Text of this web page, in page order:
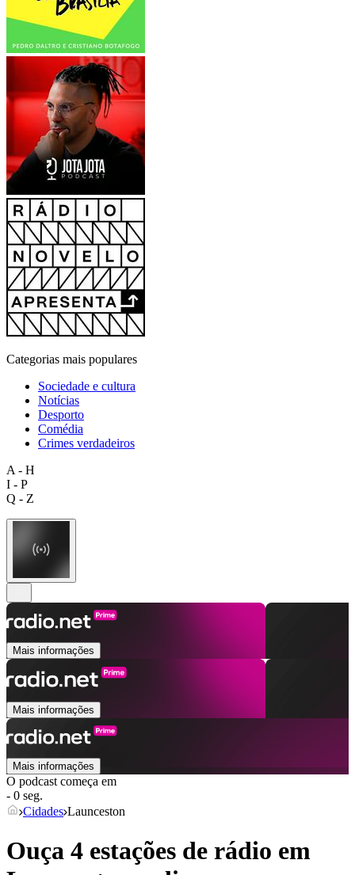
Categorias mais populares
Sociedade e cultura
Notícias
Desporto
Comédia
Crimes verdadeiros
A - H
I - P
Q - Z
Mais informações
Mais informações
Mais informações
O podcast começa em
- 0 seg.
Cidades Launceston
Ouça 4 estações de rádio em